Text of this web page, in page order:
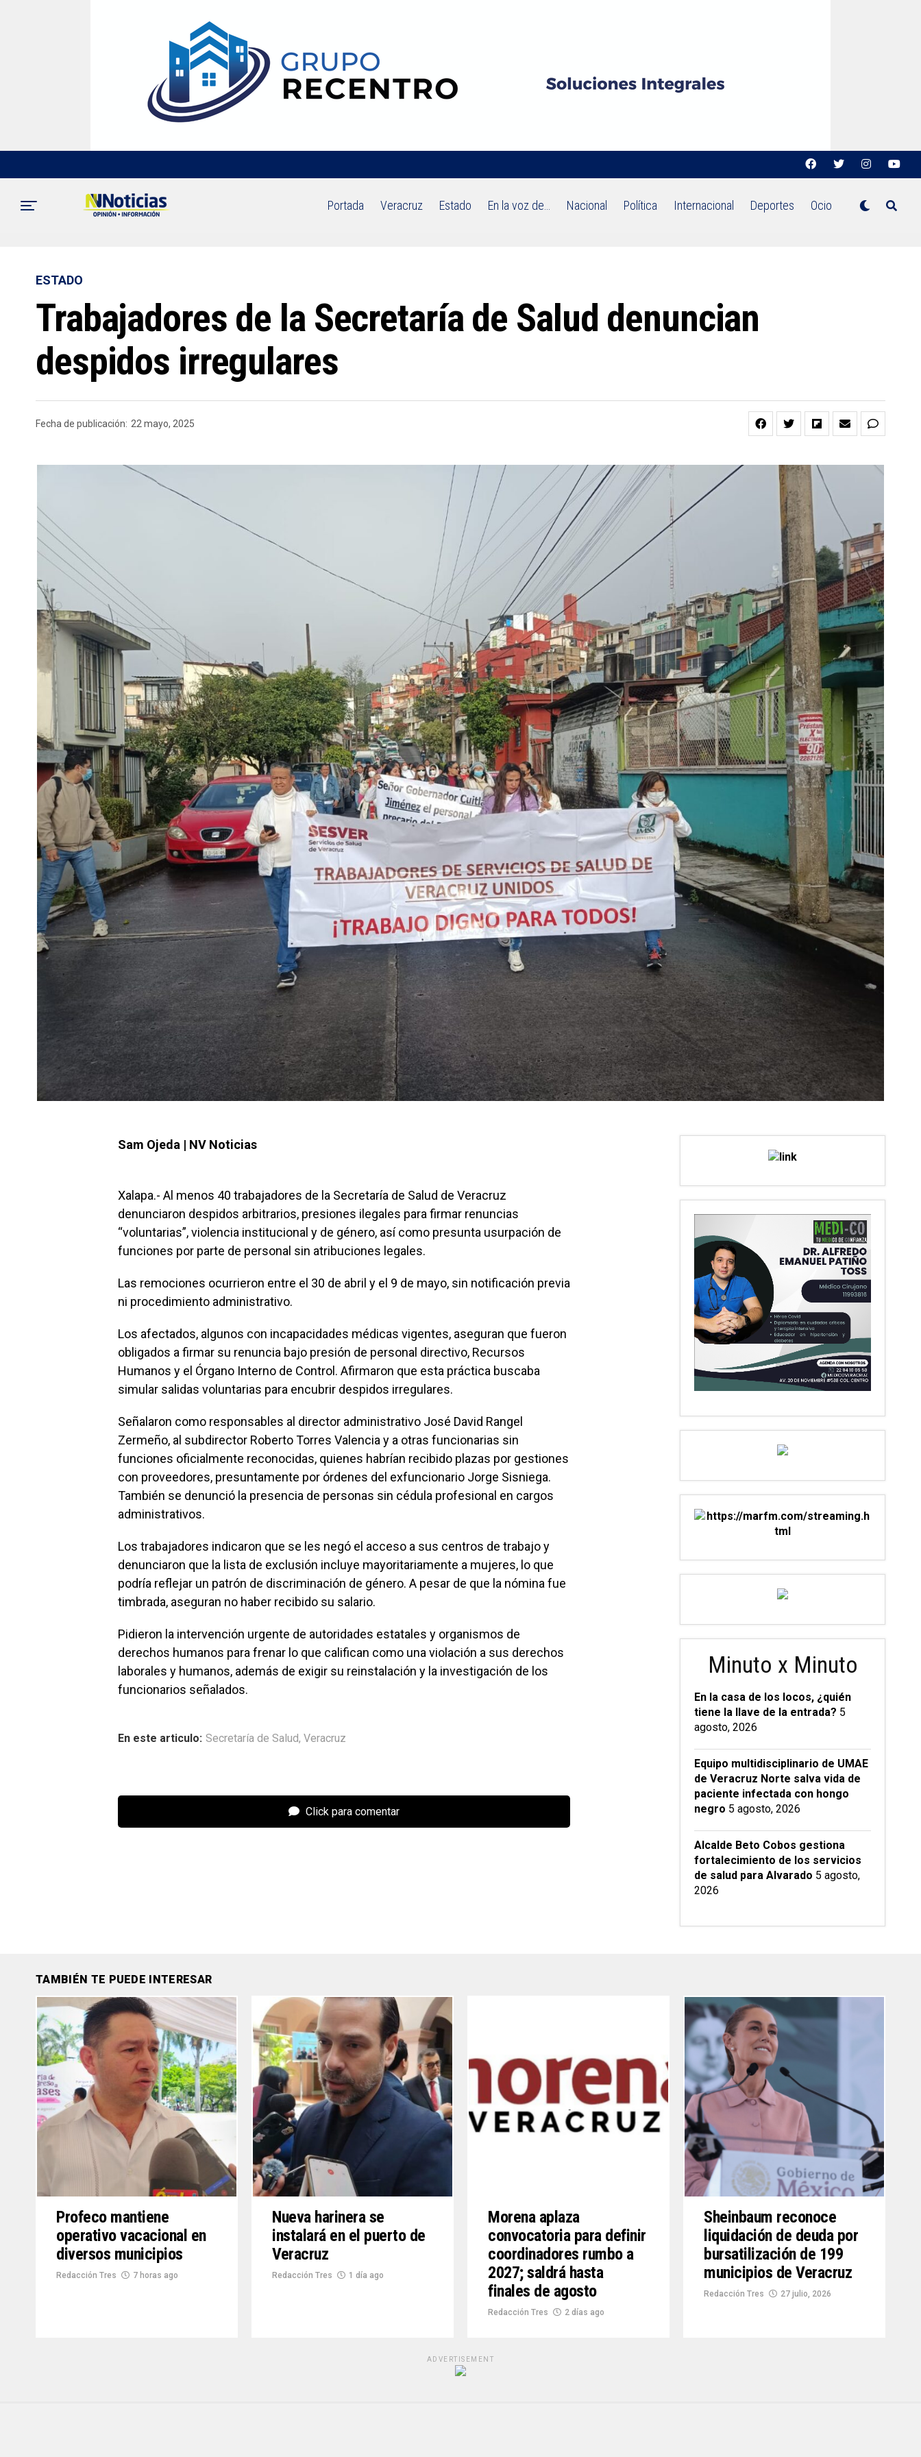
Portada Veracruz Estado En la voz de… Nacional Política Internacional Deportes Ocio
ESTADO
Trabajadores de la Secretaría de Salud denuncian
despidos irregulares
Fecha de publicación: 22 mayo, 2025
Sam Ojeda | NV Noticias
Xalapa.- Al menos 40 trabajadores de la Secretaría de Salud de Veracruz
denunciaron despidos arbitrarios, presiones ilegales para firmar renuncias
“voluntarias”, violencia institucional y de género, así como presunta usurpación de
funciones por parte de personal sin atribuciones legales.
Las remociones ocurrieron entre el 30 de abril y el 9 de mayo, sin notificación previa
ni procedimiento administrativo.
Los afectados, algunos con incapacidades médicas vigentes, aseguran que fueron
obligados a firmar su renuncia bajo presión de personal directivo, Recursos
Humanos y el Órgano Interno de Control. Afirmaron que esta práctica buscaba
simular salidas voluntarias para encubrir despidos irregulares.
Señalaron como responsables al director administrativo José David Rangel
Zermeño, al subdirector Roberto Torres Valencia y a otras funcionarias sin
funciones oficialmente reconocidas, quienes habrían recibido plazas por gestiones
con proveedores, presuntamente por órdenes del exfuncionario Jorge Sisniega.
También se denunció la presencia de personas sin cédula profesional en cargos
administrativos.
Los trabajadores indicaron que se les negó el acceso a sus centros de trabajo y
denunciaron que la lista de exclusión incluye mayoritariamente a mujeres, lo que
podría reflejar un patrón de discriminación de género. A pesar de que la nómina fue
timbrada, aseguran no haber recibido su salario.
Pidieron la intervención urgente de autoridades estatales y organismos de
derechos humanos para frenar lo que califican como una violación a sus derechos
laborales y humanos, además de exigir su reinstalación y la investigación de los
funcionarios señalados.
En este articulo: Secretaría de Salud, Veracruz
Click para comentar
Minuto x Minuto
En la casa de los locos, ¿quién
tiene la llave de la entrada? 5
agosto, 2026
Equipo multidisciplinario de UMAE
de Veracruz Norte salva vida de
paciente infectada con hongo
negro 5 agosto, 2026
Alcalde Beto Cobos gestiona
fortalecimiento de los servicios
de salud para Alvarado 5 agosto,
2026
TAMBIÉN TE PUEDE INTERESAR
Profeco mantiene
operativo vacacional en
diversos municipios
Redacción Tres 7 horas ago
Nueva harinera se
instalará en el puerto de
Veracruz
Redacción Tres 1 día ago
Morena aplaza
convocatoria para definir
coordinadores rumbo a
2027; saldrá hasta
finales de agosto
Redacción Tres 2 días ago
Sheinbaum reconoce
liquidación de deuda por
bursatilización de 199
municipios de Veracruz
Redacción Tres 27 julio, 2026
ADVERTISEMENT